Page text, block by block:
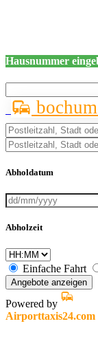
Hausnummer
Abholdatum
Abholzeit
Einfache Fahrt
Angebote anzeigen
Powered by
Airporttaxis24.com